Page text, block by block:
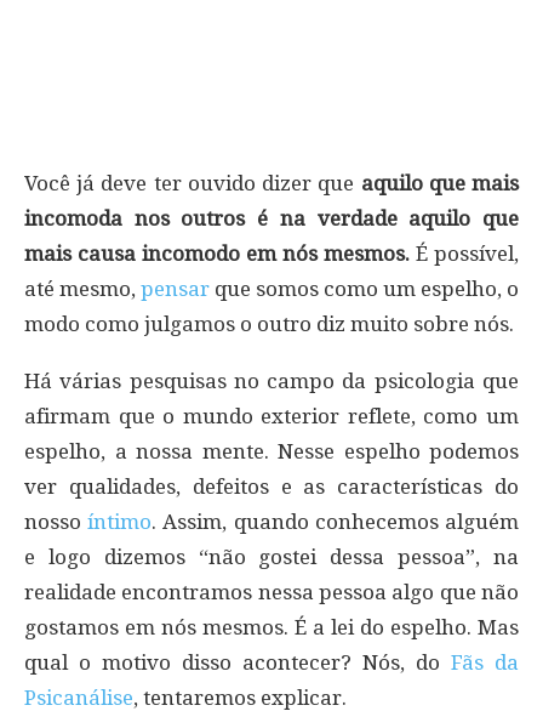
Você já deve ter ouvido dizer que aquilo que mais
incomoda nos outros é na verdade aquilo que
mais causa incomodo em nós mesmos. É possível,
até mesmo, pensar que somos como um espelho, o
modo como julgamos o outro diz muito sobre nós.
Há várias pesquisas no campo da psicologia que
afirmam que o mundo exterior reflete, como um
espelho, a nossa mente. Nesse espelho podemos
ver qualidades, defeitos e as características do
nossoíntimo. Assim, quando conhecemos alguém
e logo dizemos “não gostei dessa pessoa”, na
realidade encontramos nessa pessoa algo que não
gostamos em nós mesmos. É a lei do espelho. Mas
qual o motivo disso acontecer? Nós, do Fãs da
Psicanálise, tentaremos explicar.